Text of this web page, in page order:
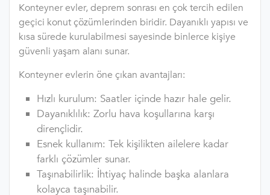
Konteyner evler, deprem sonrası en çok tercih edilen
geçici konut çözümlerinden biridir. Dayanıklı yapısı ve
kısa sürede kurulabilmesi sayesinde binlerce kişiye
güvenli yaşam alanı sunar.
Konteyner evlerin öne çıkan avantajları:
Hızlı kurulum: Saatler içinde hazır hale gelir.
Dayanıklılık: Zorlu hava koşullarına karşı
dirençlidir.
Esnek kullanım: Tek kişilikten ailelere kadar
farklı çözümler sunar.
Taşınabilirlik: İhtiyaç halinde başka alanlara
kolayca taşınabilir.